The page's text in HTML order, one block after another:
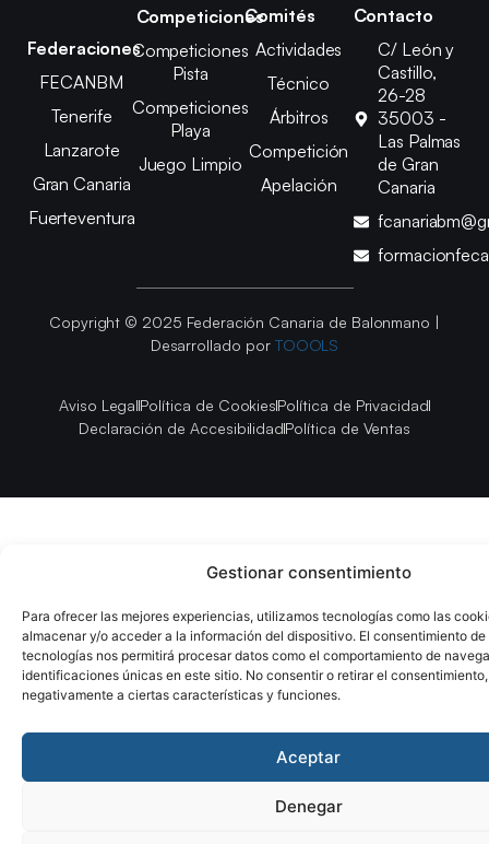
Gestionar consentimiento
Para ofrecer las mejores experiencias, utilizamos tecnologías como las
almacenar y/o acceder a la información del dispositivo. El consentimiento de
tecnologías nos permitirá procesar datos como el comportamiento de
identificaciones únicas en este sitio. No consentir o retirar el
negativamente a ciertas características y funciones.
Aceptar
Denegar
Federaciones
FECANBM
Tenerife
Lanzarote
Gran Canaria
Fuerteventura
Competiciones
Competiciones
Pista
Competiciones
Playa
Juego Limpio
Comités
Actividades
Técnico
Árbitros
Competición
Apelación
Contacto
C/ León y
Castillo,
26-28
35003 -
Las Palmas
de Gran
Canaria
Copyright © 2025 Federación Canaria de Balonmano |
Desarrollado por TOOOLS
Aviso LegalPolítica de CookiesPolítica de Privacidad
Declaración de AccesibilidadPolítica de Ventas